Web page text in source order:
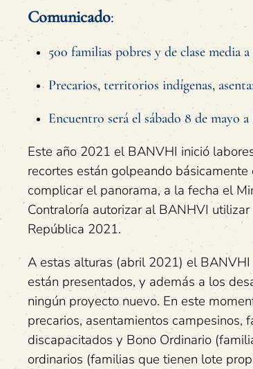
Comunicado:
500 familias pobres y de clase
Precarios, territorios indígenas,
Encuentro será el sábado 8 de mayo a
Este año 2021 el BANVHI inició
recortes están golpeando
complicar el panorama, a la fecha el
Contraloría autorizar al BANHVI
República 2021.
A estas alturas (abril 2021) el
están presentados, y además a los
ningún proyecto nuevo. En este
precarios, asentamientos campesinos,
discapacitados y Bono Ordinario
ordinarios (familias que tienen lote